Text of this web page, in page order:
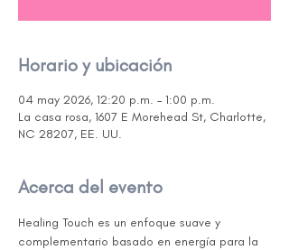
Horario y ubicación
04 may 2026, 12:20 p.m. – 1:00 p.m.
La casa rosa, 1607 E Morehead St, Charlotte,
NC 28207, EE. UU.
Acerca del evento
Healing Touch es un enfoque suave y
complementario basado en energía para la